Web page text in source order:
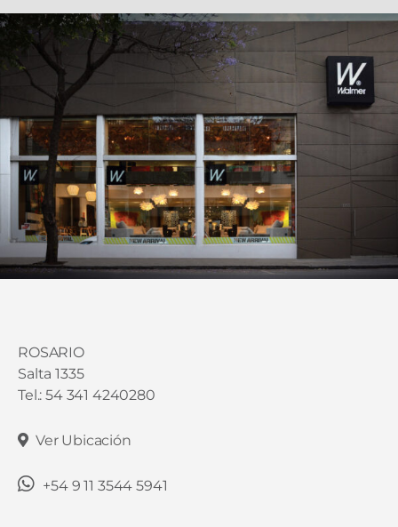
ROSARIO
Salta 1335
Tel.: 54 341 4240280
Ver Ubicación
+54 9 11 3544 5941